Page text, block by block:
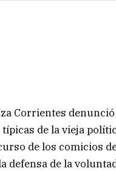
Corrientes denunció
de la vieja
de los comicios
defensa de la